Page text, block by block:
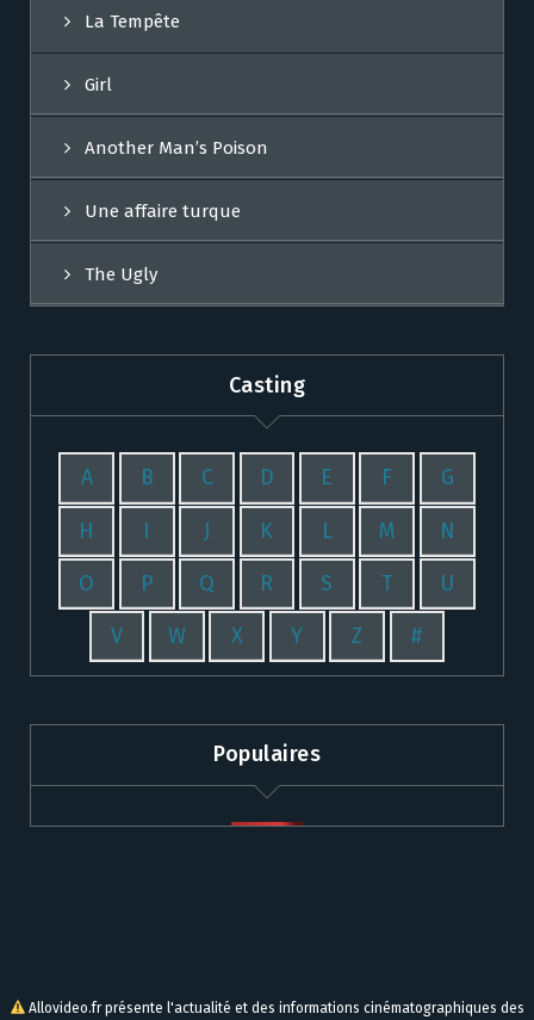
La Tempête
Girl
Another Man’s Poison
Une affaire turque
The Ugly
Casting
A B C D E F G
H I J K L M N
O P Q R S T U
V W X Y Z #
Populaires
Allovideo.fr présente l'actualité et des informations cinématographiques des